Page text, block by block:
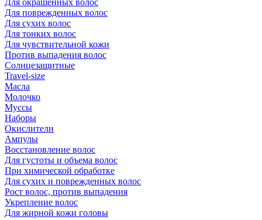
Для окрашенных волос
Для поврежденных волос
Для сухих волос
Для тонких волос
Для чувствительной кожи
Против выпадения волос
Солнцезащитные
Travel-size
Масла
Молочко
Муссы
Наборы
Окислители
Ампулы
Восстановление волос
Для густоты и объема волос
При химической обработке
Для сухих и поврежденных волос
Рост волос, против выпадения
Укрепление волос
Для жирной кожи головы